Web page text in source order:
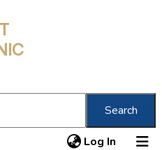
Search
Log In (current)